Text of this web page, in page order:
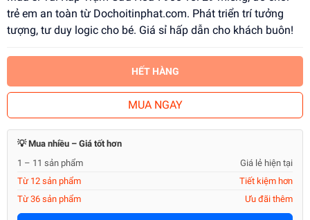
trẻ em an toàn từ Dochoitinphat.com. Phát triển trí tưởng
tượng, tư duy logic cho bé. Giá sỉ hấp dẫn cho khách buôn!
HẾT HÀNG
MUA NGAY
💡 Mua nhiều – Giá tốt hơn
1 – 11 sản phẩm
Giá lẻ hiện tại
Từ 12 sản phẩm
Tiết kiệm hơn
Từ 36 sản phẩm
Ưu đãi thêm